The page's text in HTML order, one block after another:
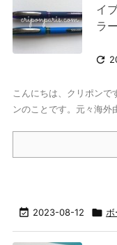
イ
ラ

こんにちは、クリポン
ンのことです。元々海外
 2023-08-12 